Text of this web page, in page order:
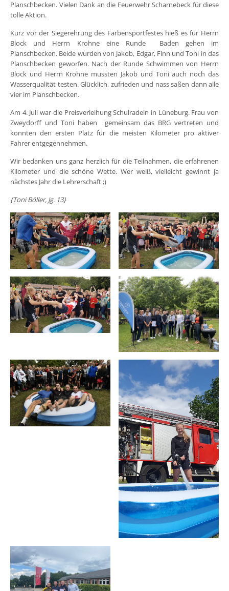
Planschbecken. Vielen Dank an die Feuerwehr Scharnebeck für diese
tolle Aktion.
Kurz vor der Siegerehrung des Farbensportfestes hieß es für Herrn
Block und Herrn Krohne eine Runde Baden gehen im
Planschbecken. Beide wurden von Jakob, Edgar, Finn und Toni in das
Planschbecken geworfen. Nach der Runde Schwimmen von Herrn
Block und Herrn Krohne mussten Jakob und Toni auch noch das
Wasserqualität testen. Glücklich, zufrieden und nass saßen dann alle
vier im Planschbecken.
Am 4. Juli war die Preisverleihung Schulradeln in Lüneburg. Frau von
Zweydorff und Toni haben gemeinsam das BRG vertreten und
konnten den ersten Platz für die meisten Kilometer pro aktiver
Fahrer entgegennehmen.
Wir bedanken uns ganz herzlich für die Teilnahmen, die erfahrenen
Kilometer und die schöne Wette. Wer weiß, vielleicht gewinnt ja
nächstes Jahr die Lehrerschaft ;)
{Toni Böller, Jg. 13}